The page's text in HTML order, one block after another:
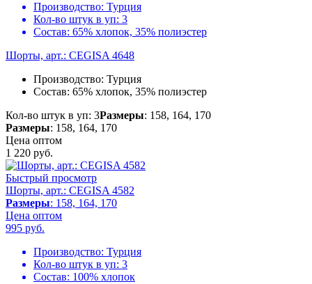
Производство: Турция
Кол-во штук в уп: 3
Состав: 65% хлопок, 35% полиэстер
Шорты, арт.: CEGISA 4648
Производство: Турция
Состав: 65% хлопок, 35% полиэстер
Кол-во штук в уп: 3Размеры: 158, 164, 170
Размеры: 158, 164, 170
Цена оптом
1 220 руб.
Быстрый просмотр
Шорты, арт.: CEGISA 4582
Размеры: 158, 164, 170
Цена оптом
995 руб.
Производство: Турция
Кол-во штук в уп: 3
Состав: 100% хлопок